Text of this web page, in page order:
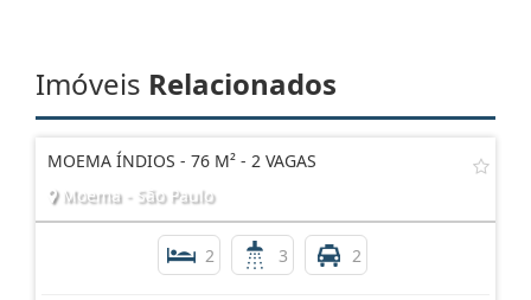
Imóveis Relacionados
MOEMA ÍNDIOS - 76 M² - 2 VAGAS
Moema - São Paulo
2 3 2